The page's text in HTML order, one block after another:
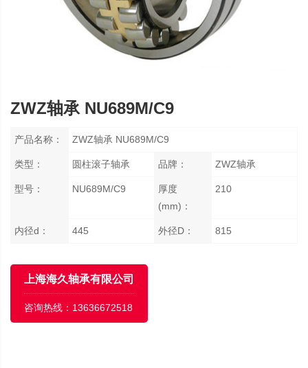
ZWZ轴承 NU689M/C9
产品名称： ZWZ轴承 NU689M/C9
类型： 圆柱滚子轴承 品牌： ZWZ轴承
型号： NU689M/C9
厚度
(mm)：
210
内径d： 445 外径D： 815
上海海久轴承有限公司
咨询热线： 13636672518